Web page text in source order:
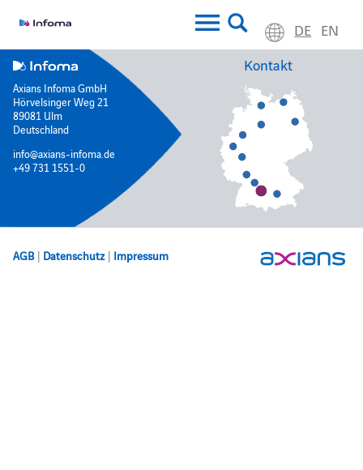
DE EN
Axians Infoma GmbH
Hörvelsinger Weg 21
89081 Ulm
Deutschland
info@axians-infoma.de
+49 731 1551-0
Kontakt
AGB | Datenschutz | Impressum